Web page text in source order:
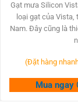
– Có độ bọn
công dụng hơn
– Ngoài ra,
nên gạt cao su
đựng gấp đôi
Gạt mưa Silicon
loại gạt của
Nam. Đây cũng là
(Đặt hàng
Mua ngay